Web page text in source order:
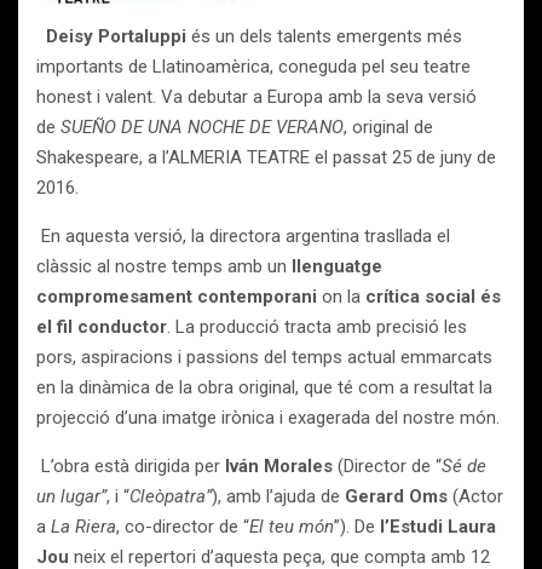
Deisy Portaluppi és un dels talents emergents més
importants de Llatinoamèrica, coneguda pel seu teatre
honest i valent. Va debutar a Europa amb la seva versió
de SUEÑO DE UNA NOCHE DE VERANO, original de
Shakespeare, a l’ALMERIA TEATRE el passat 25 de juny de
2016.
En aquesta versió, la directora argentina trasllada el
clàssic al nostre temps amb un llenguatge
compromesament contemporani on la crítica social és
el fil conductor. La producció tracta amb precisió les
pors, aspiracions i passions del temps actual emmarcats
en la dinàmica de la obra original, que té com a resultat la
projecció d’una imatge irònica i exagerada del nostre món.
L’obra està dirigida per Iván Morales (Director de “Sé de
un lugar”, i “Cleòpatra”), amb l’ajuda de Gerard Oms (Actor
a La Riera, co-director de “El teu món”). De l’Estudi Laura
Jou neix el repertori d’aquesta peça, que compta amb 12